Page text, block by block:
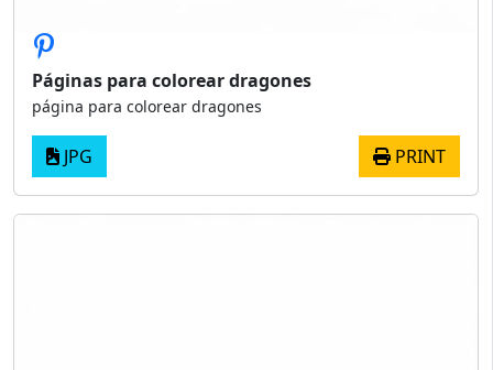
Páginas para colorear dragones
página para colorear dragones
JPG PRINT